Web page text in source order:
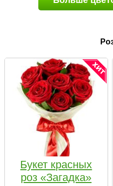
Букет красных
роз «Загадка»